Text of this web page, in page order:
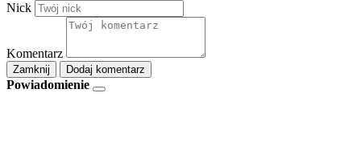
Nick
Komentarz
Zamknij Dodaj komentarz
Powiadomienie